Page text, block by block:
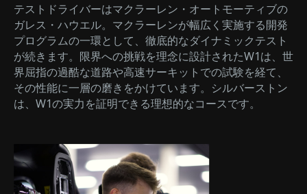
テストドライバーはマクラーレン・オートモーティブの
ガレス・ハウエル。マクラーレンが幅広く実施する開発
プログラムの一環として、徹底的なダイナミックテスト
が続きます。限界への挑戦を理念に設計されたW1は、世
界屈指の過酷な道路や高速サーキットでの試験を経て、
その性能に一層の磨きをかけています。シルバーストン
は、W1の実力を証明できる理想的なコースです。